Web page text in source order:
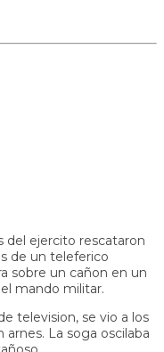
del ejercito rescataron
de un teleferico
sobre un cañon en un
mando militar.
television, se vio a los
La soga oscilaba